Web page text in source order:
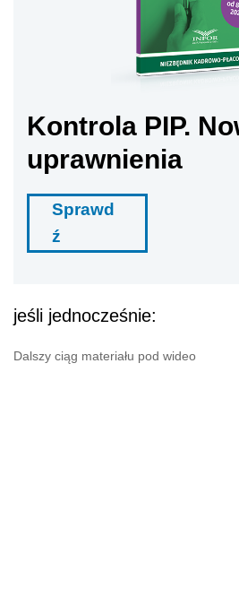
Kontrola PIP.
uprawnienia
Sprawd
ź
jeśli jednocześnie:
Dalszy ciąg materiału pod wideo